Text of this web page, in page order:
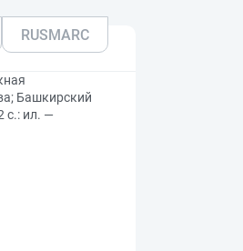
RUSMARC
Башкирский
с.: ил. —